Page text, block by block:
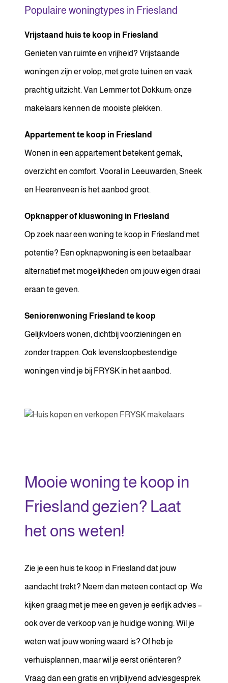
Populaire woningtypes in Friesland
Vrijstaand huis te koop in Friesland
Genieten van ruimte en vrijheid? Vrijstaande
woningen zijn er volop, met grote tuinen en vaak
prachtig uitzicht. Van Lemmer tot Dokkum: onze
makelaars kennen de mooiste plekken.
Appartement te koop in Friesland
Wonen in een appartement betekent gemak,
overzicht en comfort. Vooral in Leeuwarden, Sneek
en Heerenveen is het aanbod groot.
Opknapper of kluswoning in Friesland
Op zoek naar een woning te koop in Friesland met
potentie? Een opknapwoning is een betaalbaar
alternatief met mogelijkheden om jouw eigen draai
eraan te geven.
Seniorenwoning Friesland te koop
Gelijkvloers wonen, dichtbij voorzieningen en
zonder trappen. Ook levensloopbestendige
woningen vind je bij FRYSK in het aanbod.
Mooie woning te koop in
Friesland gezien? Laat
het ons weten!
Zie je een huis te koop in Friesland dat jouw
aandacht trekt? Neem dan meteen contact op. We
kijken graag met je mee en geven je eerlijk advies –
ook over de verkoop van je huidige woning. Wil je
weten wat jouw woning waard is? Of heb je
verhuisplannen, maar wil je eerst oriënteren?
Vraag dan een gratis en vrijblijvend adviesgesprek